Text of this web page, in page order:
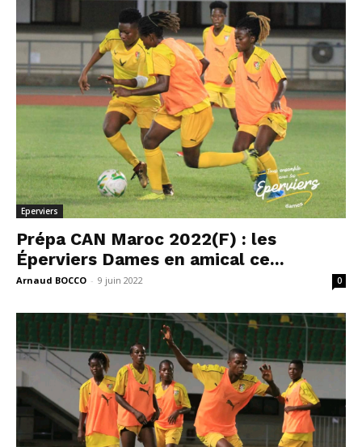
Eperviers
Prépa CAN Maroc 2022(F) : les
Éperviers Dames en amical ce...
Arnaud BOCCO - 9 juin 2022 0